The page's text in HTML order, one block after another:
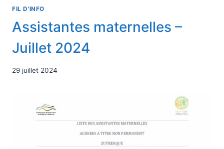
FIL D'INFO
Assistantes maternelles –
Juillet 2024
29 juillet 2024